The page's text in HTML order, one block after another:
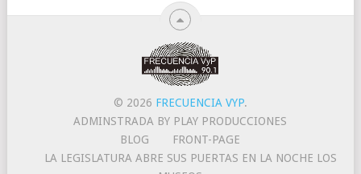
© 2026 FRECUENCIA VYP.
ADMINSTRADA BY PLAY PRODUCCIONES
BLOG
FRONT-PAGE
LA LEGISLATURA ABRE SUS PUERTAS EN LA NOCHE LOS